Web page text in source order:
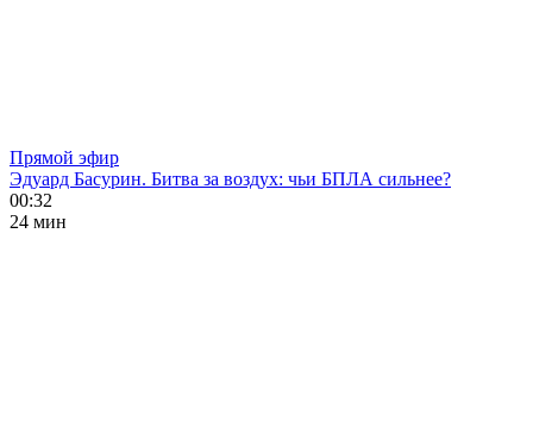
Прямой эфир
Эдуард Басурин. Битва за воздух: чьи БПЛА сильнее?
00:32
24 мин